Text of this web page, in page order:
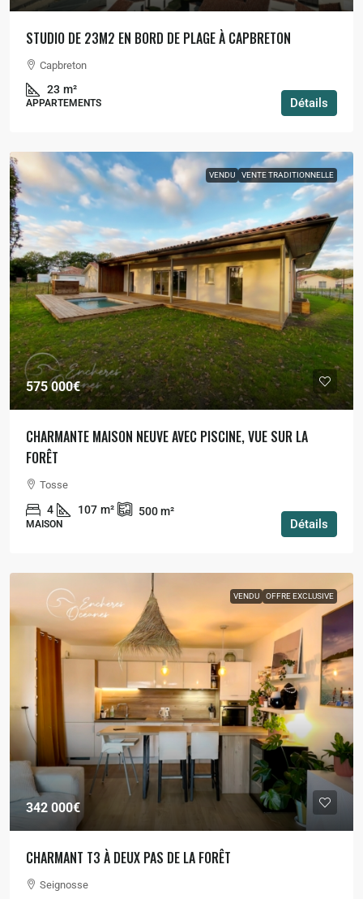
STUDIO DE 23M2 EN BORD DE PLAGE À CAPBRETON
Capbreton
23 m²
APPARTEMENTS Détails
VENDU VENTE TRADITIONNELLE
575 000€
CHARMANTE MAISON NEUVE AVEC PISCINE, VUE SUR LA
FORÊT
Tosse
4 107 m² 500m²
MAISON Détails
VENDU OFFRE EXCLUSIVE
342 000€
CHARMANT T3 À DEUX PAS DE LA FORÊT
Seignosse